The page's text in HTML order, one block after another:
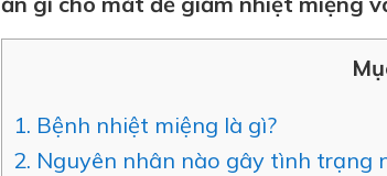
1. Bệnh nhiệt miệng là gì?
2. Nguyên nhân nào gây tình trạng